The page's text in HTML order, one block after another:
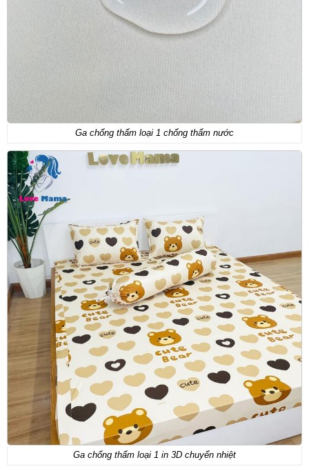
Ga chống thấm loại 1 chống thấm nước
Ga chống thấm loại 1 in 3D chuyển nhiệt